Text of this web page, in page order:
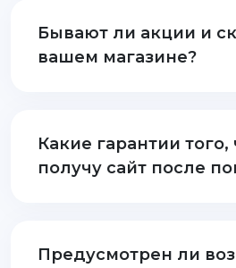
Бывают ли акции и
вашем магазине?
Какие гарантии того,
получу сайт после
Предусмотрен ли